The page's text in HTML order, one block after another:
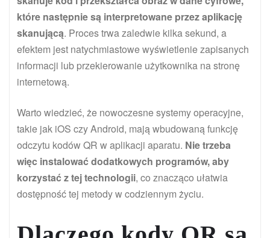
które następnie są interpretowane przez aplikację
skanującą. Proces trwa zaledwie kilka sekund, a
efektem jest natychmiastowe wyświetlenie zapisanych
informacji lub przekierowanie użytkownika na stronę
internetową.
Warto wiedzieć, że nowoczesne systemy operacyjne,
takie jak iOS czy Android, mają wbudowaną funkcję
odczytu kodów QR w aplikacji aparatu. Nie trzeba
więc instalować dodatkowych programów, aby
korzystać z tej technologii, co znacząco ułatwia
dostępność tej metody w codziennym życiu.